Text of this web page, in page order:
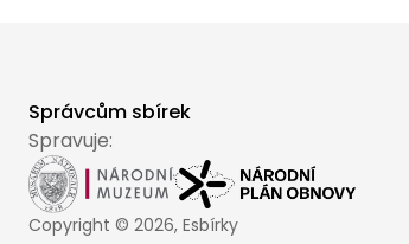
Správcům sbírek
Spravuje:
Copyright © 2026, Esbírky